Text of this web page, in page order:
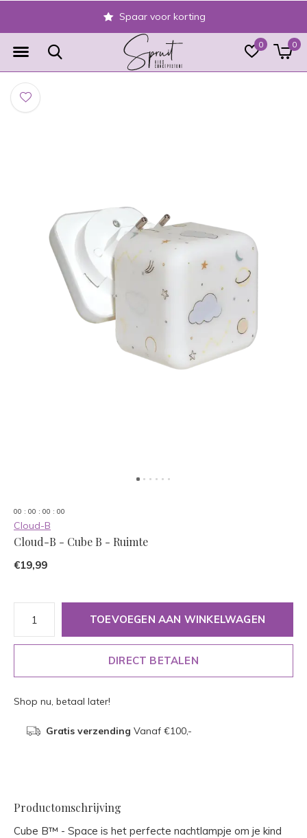
0 0
Spaar voor korting
00 : 00 : 00 : 00
Cloud-B
Cloud-B - Cube B - Ruimte
€19,99
TOEVOEGEN AAN WINKELWAGEN
DIRECT BETALEN
Shop nu, betaal later!
Gratis verzending Vanaf €100,-
Productomschrijving
Cube B™ - Space is het perfecte nachtlampje om je kind